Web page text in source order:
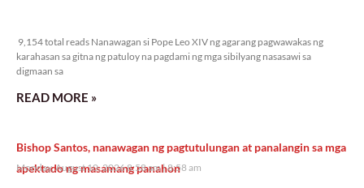
9,154 total reads Nanawagan si Pope Leo XIV ng agarang pagwawakas ng
karahasan sa gitna ng patuloy na pagdami ng mga sibilyang nasasawi sa
digmaan sa
READ MORE »
Bishop Santos, nanawagan ng pagtutulungan at panalangin sa mga
apektado ng masamang panahon
Monday, August 10, 2026 8:58 am 8:58 am